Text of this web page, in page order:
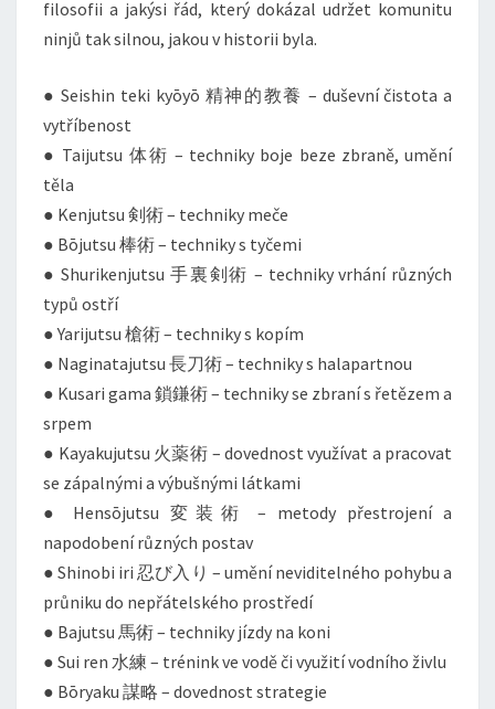
filosofii a jakýsi řád, který dokázal udržet komunitu
ninjů tak silnou, jakou v historii byla.
● Seishin teki kyōyō 精神的教養 – duševní čistota a
vytříbenost
● Taijutsu 体術 – techniky boje beze zbraně, umění
těla
● Kenjutsu 剣術 – techniky meče
● Bōjutsu 棒術 – techniky s tyčemi
● Shurikenjutsu 手裏剣術 – techniky vrhání různých
typů ostří
● Yarijutsu 槍術 – techniky s kopím
● Naginatajutsu 長刀術 – techniky s halapartnou
● Kusari gama 鎖鎌術 – techniky se zbraní s řetězem a
srpem
● Kayakujutsu 火薬術 – dovednost využívat a pracovat
se zápalnými a výbušnými látkami
● Hensōjutsu 変装術 – metody přestrojení a
napodobení různých postav
● Shinobi iri 忍び入り – umění neviditelného pohybu a
průniku do nepřátelského prostředí
● Bajutsu 馬術 – techniky jízdy na koni
● Sui ren 水練 – trénink ve vodě či využití vodního živlu
● Bōryaku 謀略 – dovednost strategie